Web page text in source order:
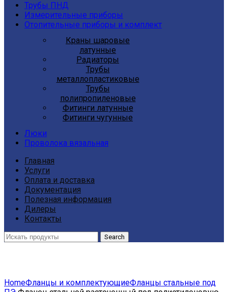
Трубы ПНД
Измерительные приборы
Отопительные приборы и комплект
Краны шаровые
латунные
Радиаторы
Трубы
металлопластиковые
Трубы
полипропиленовые
Фитинги латунные
Фитинги чугунные
Люки
Проволока вязальная
Главная
Услуги
Оплата и доставка
Документация
Полезная информация
Дилеры
Контакты
Search
HomeФланцы и комплектующиеФланцы стальные под